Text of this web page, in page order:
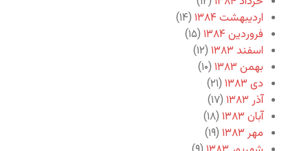
اردیبهشت ۱۳۸۴
(۱۴)
فروردین ۱۳۸۴
(۱۵)
اسفند ۱۳۸۳
(۱۲)
بهمن ۱۳۸۳
(۱۰)
دی ۱۳۸۳
(۲۱)
آذر ۱۳۸۳
(۱۷)
آبان ۱۳۸۳
(۱۸)
مهر ۱۳۸۳
(۱۹)